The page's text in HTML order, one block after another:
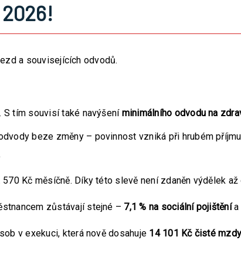
2026!
a souvisejících odvodů.
. S tím souvisí také navýšení minimálního odvodu na
beze změny – povinnost vzniká při hrubém
Kč měsíčně. Díky této slevě není zdaněn výdělek
zůstávají stejné – 7,1 % na sociální pojištěnía
v exekuci, která nově dosahuje 14 101 Kč čisté